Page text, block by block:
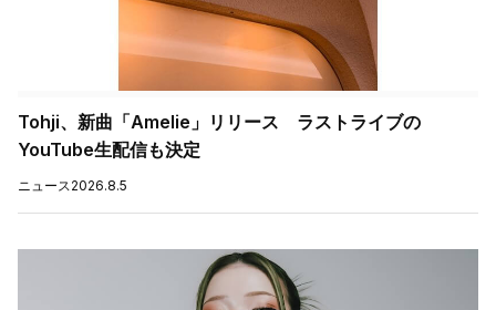
Tohji、新曲「Amelie」リリース ラストライブの
YouTube生配信も決定
ニュース2026.8.5